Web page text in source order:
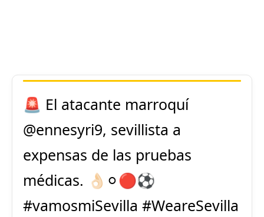
🚨 El atacante marroquí
@ennesyri9, sevillista a
expensas de las pruebas
médicas. 👌🏻⚪️🔴⚽️
#vamosmiSevilla #WeareSevilla